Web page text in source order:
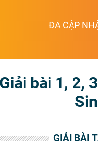
ĐÃ CẬP
Giải bài 1, 2,
GIẢI BÀI